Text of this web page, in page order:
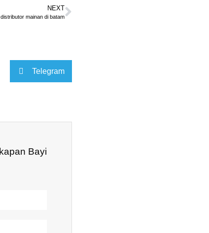
NEXT
distributor mainan di batam
Telegram
Bayi